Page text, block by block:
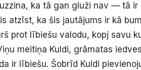
ka tā gan gluži nav — tā ir
atzīst, ka šis jautājums ir kā
prot lībiešu valodu, kopj savu
meitiņa Kuldi, grāmatas
ir lībiešu. Šobrīd Kuldi